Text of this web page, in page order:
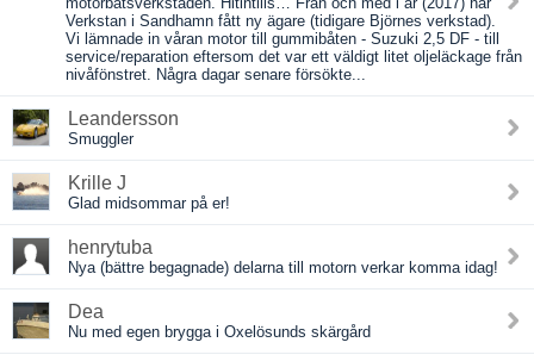
Verkstan i Sandhamn fått ny ägare (tidigare Björnes verkstad).
Vi lämnade in våran motor till gummibåten - Suzuki 2,5 DF - till
service/reparation eftersom det var ett väldigt litet oljeläckage från
nivåfönstret. Några dagar senare försökte...
Leandersson
Smuggler
Krille J
Glad midsommar på er!
henrytuba
Nya (bättre begagnade) delarna till motorn verkar komma idag!
Dea
Nu med egen brygga i Oxelösunds skärgård